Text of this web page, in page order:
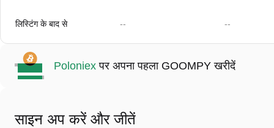
लिस्टिंग के बाद से -- --
Poloniex पर अपना पहला GOOMPY खरीदें
साइन अप करें और जीतें